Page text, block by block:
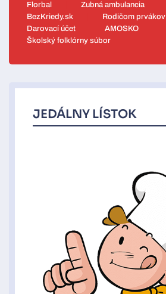
Florbal
Zubná ambulancia
BezKriedy.sk
Rodičom prvákov
Darovací účet
AMOSKO
Školský folklórny súbor
JEDÁLNY LÍSTOK